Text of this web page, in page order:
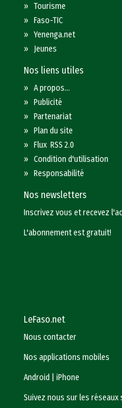
»Tourisme
»Faso-TIC
»Yenenga.net
» Jeunes
Nos liens utiles
»A propos...
»Publicité
»Partenariat
»Plan du site
»Flux RSS 2.0
»Condition d'utilisation
»Responsabilité
Nos newsletters
Inscrivez vous et recevez
L'abonnement est gratuit!
LeFaso.net
Nous contacter
Nos applications mobiles
Android
|iPhone
Suivez nous sur les réseaux